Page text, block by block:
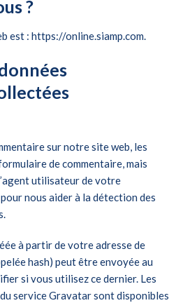
?
est : https://online.siamp.com.
sur notre site web, les
de commentaire, mais
utilisateur de votre
nous aider à la détection des
à partir de votre adresse de
hash) peut être envoyée au
si vous utilisez ce dernier. Les
service Gravatar sont disponibles